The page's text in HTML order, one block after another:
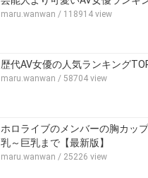
maru.wanwan / 118914 view
歴代AV女優の人気ランキング
maru.wanwan / 58704 view
ホロライブのメンバーの胸カッ
乳～巨乳まで【最新版】
maru.wanwan / 25226 view